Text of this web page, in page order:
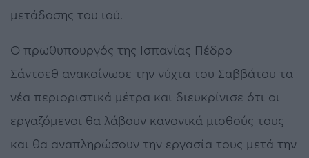
μετάδοσης του ιού.
Ο πρωθυπουργός της Ισπανίας Πέδρο
Σάντσεθ ανακοίνωσε την νύχτα του Σαββάτου τα
νέα περιοριστικά μέτρα και διευκρίνισε ότι οι
εργαζόμενοι θα λάβουν κανονικά μισθούς τους
και θα αναπληρώσουν την εργασία τους μετά την